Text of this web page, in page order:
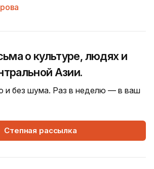
о культуре, людях и
Азии.
и без шума. Раз в неделю — в ваш
Степная рассылка